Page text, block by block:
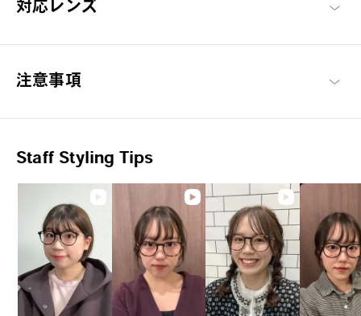
太陽ごと、トリコにする。
OWNDAYS | SUN 商品一覧へ
対応レンズ
注意事項
Staff Styling Tips